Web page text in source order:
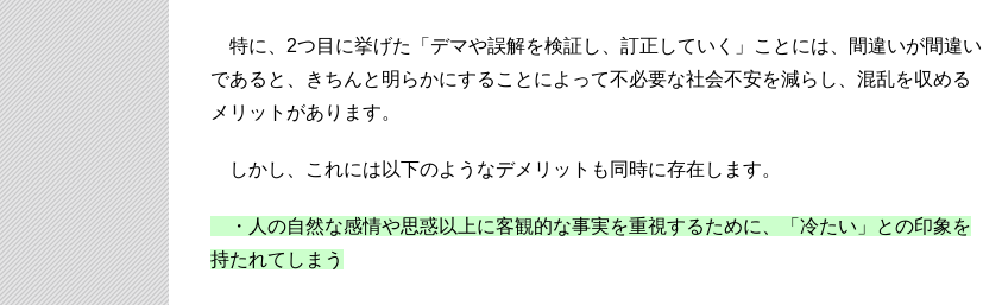
特に、2つ目に挙げた「デマや誤解を検証し、訂正していく」ことには、間違いが間違い
であると、きちんと明らかにすることによって不必要な社会不安を減らし、混乱を収める
メリットがあります。
しかし、これには以下のようなデメリットも同時に存在します。
・人の自然な感情や思惑以上に客観的な事実を重視するために、「冷たい」との印象を
持たれてしまう